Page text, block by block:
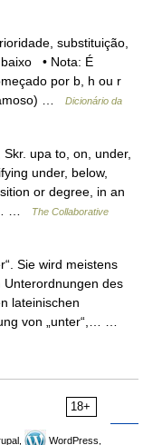
substituição,
• Nota: É
por b, h ou r
…
Dicionário da
upa to, on, under,
under, below,
or degree, in an
…
The Collaborative
Sie wird meistens
des
lateinischen
von „unter“,… …
18+
WordPress,